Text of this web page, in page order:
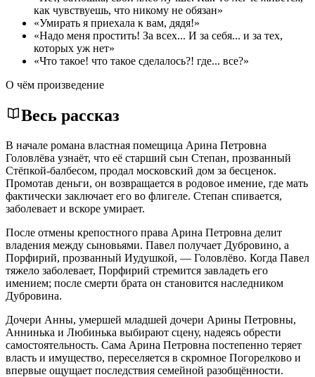
как чувствуешь, что никому не обязан»
«Умирать я приехала к вам, дядя!»
«Надо меня простить! За всех... И за себя... и за тех,
которых уж нет»
«Что такое! что такое сделалось?! где... все?»
О чём произведение
Весь рассказ
В начале романа властная помещица Арина Петровна
Головлёва узнаёт, что её старший сын Степан, прозванный
Стёпкой-балбесом, продал московский дом за бесценок.
Промотав деньги, он возвращается в родовое имение, где мать
фактически заключает его во флигеле. Степан спивается,
заболевает и вскоре умирает.
После отмены крепостного права Арина Петровна делит
владения между сыновьями. Павел получает Дубровино, а
Порфирий, прозванный Иудушкой, — Головлёво. Когда Павел
тяжело заболевает, Порфирий стремится завладеть его
имением; после смерти брата он становится наследником
Дубровина.
Дочери Анны, умершей младшей дочери Арины Петровны,
Аннинька и Любинька выбирают сцену, надеясь обрести
самостоятельность. Сама Арина Петровна постепенно теряет
власть и имущество, переселяется в скромное Погорелково и
впервые ощущает последствия семейной разобщённости.